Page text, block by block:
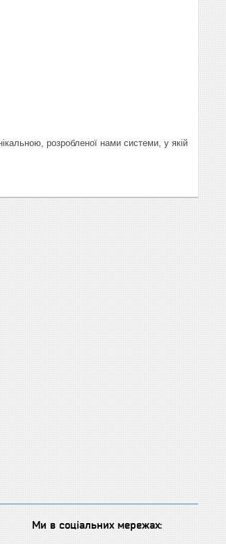
розробленої нами системи, у якій
Ми в соціальних мережах: